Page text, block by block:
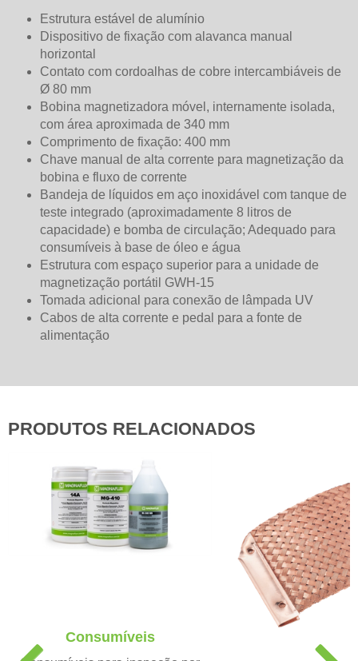
Estrutura estável de alumínio
Dispositivo de fixação com alavanca manual
horizontal
Contato com cordoalhas de cobre intercambiáveis de
Ø 80 mm
Bobina magnetizadora móvel, internamente isolada,
com área aproximada de 340 mm
Comprimento de fixação: 400 mm
Chave manual de alta corrente para magnetização da
bobina e fluxo de corrente
Bandeja de líquidos em aço inoxidável com tanque de
teste integrado (aproximadamente 8 litros de
capacidade) e bomba de circulação; Adequado para
consumíveis à base de óleo e água
Estrutura com espaço superior para a unidade de
magnetização portátil GWH-15
Tomada adicional para conexão de lâmpada UV
Cabos de alta corrente e pedal para a fonte de
alimentação
PRODUTOS RELACIONADOS
Consumíveis